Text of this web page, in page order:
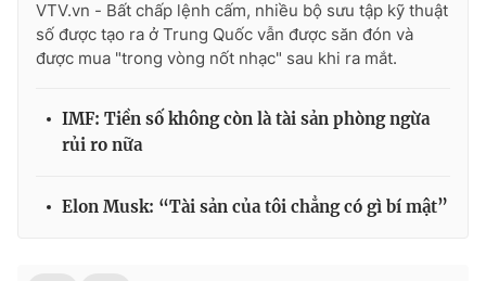
VTV.vn - Bất chấp lệnh cấm, nhiều bộ sưu tập kỹ thuật
số được tạo ra ở Trung Quốc vẫn được săn đón và
được mua "trong vòng nốt nhạc" sau khi ra mắt.
IMF: Tiền số không còn là tài sản phòng ngừa
rủi ro nữa
Elon Musk: “Tài sản của tôi chẳng có gì bí mật”